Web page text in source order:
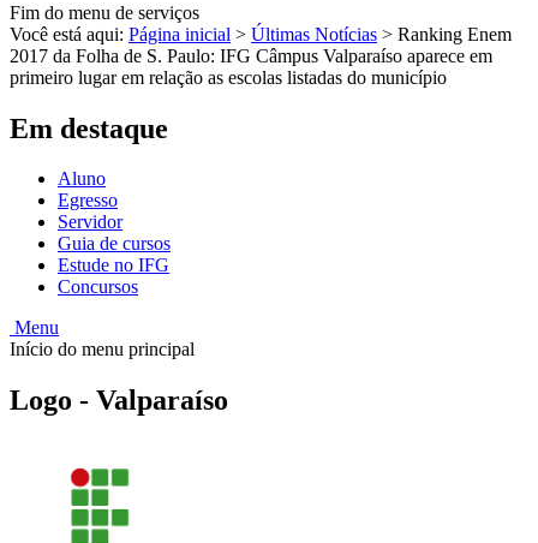
Fim do menu de serviços
Você está aqui: Página inicial > Últimas Notícias > Ranking Enem
2017 da Folha de S. Paulo: IFG Câmpus Valparaíso aparece em
primeiro lugar em relação as escolas listadas do município
Em destaque
Aluno
Egresso
Servidor
Guia de cursos
Estude no IFG
Concursos
Menu
Início do menu principal
Logo - Valparaíso